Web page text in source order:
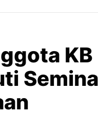
KB